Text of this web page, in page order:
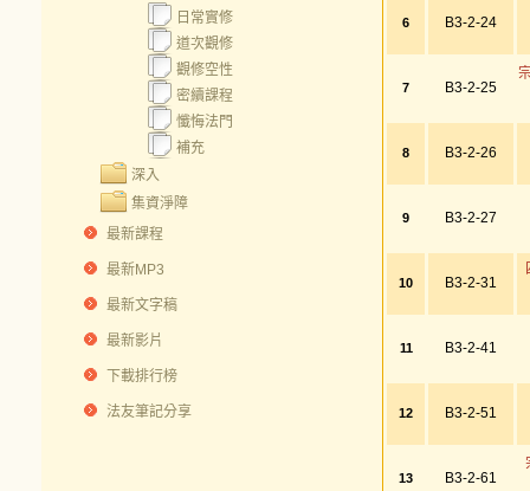
日常實修
道次觀修
觀修空性
密續課程
懺悔法門
補充
深入
集資淨障
最新課程
最新MP3
最新文字稿
最新影片
下載排行榜
法友筆記分享
6 B3-2-24
7 B3-2-25
8 B3-2-26
9 B3-2-27
10 B3-2-31
11 B3-2-41
12 B3-2-51
13 B3-2-61